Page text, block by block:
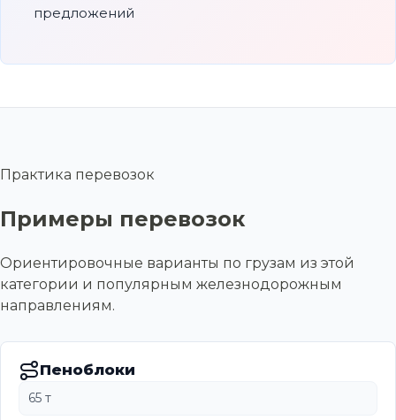
предложений
Практика перевозок
Примеры перевозок
Ориентировочные варианты по грузам из этой
категории и популярным железнодорожным
направлениям.
Пеноблоки
65 т